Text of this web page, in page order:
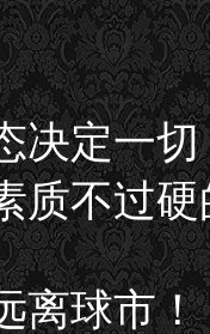
决定一
质不过
离球市！